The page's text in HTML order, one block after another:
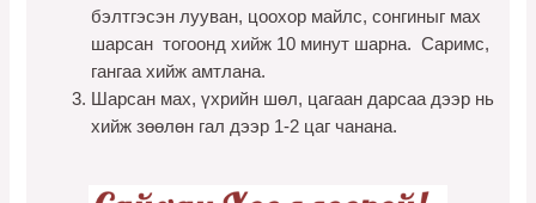
бэлтгэсэн лууван, цоохор майлс, сонгиныг мах
шарсан тогоонд хийж 10 минут шарна. Саримс,
гангаа хийж амтлана.
Шарсан мах, үхрийн шөл, цагаан дарсаа дээр нь
хийж зөөлөн гал дээр 1-2 цаг чанана.